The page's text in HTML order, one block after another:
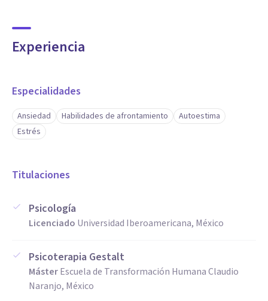
Experiencia
Especialidades
Ansiedad Habilidades de afrontamiento
Autoestima
Estrés
Titulaciones
Psicología
Licenciado Universidad Iberoamericana, México
Psicoterapia Gestalt
MásterEscuela de Transformación Humana Claudio
Naranjo, México